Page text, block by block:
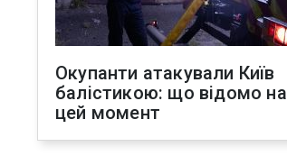
Окупанти атакували Київ
балістикою: що відомо на
цей момент